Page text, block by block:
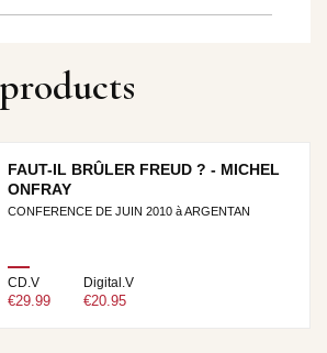
FAUT-IL BRÛLER FREUD ? - MICHEL
ONFRAY
CONFERENCE DE JUIN 2010 à ARGENTAN
CD.V
€29.99
Digital.V
€20.95